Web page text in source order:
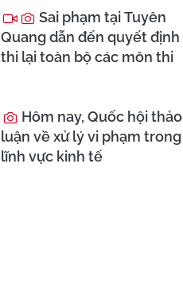
Sai phạm tại Tuyên
Quang dẫn đến quyết định
thi lại toàn bộ các môn thi
Hôm nay, Quốc hội thảo
luận về xử lý vi phạm trong
lĩnh vực kinh tế